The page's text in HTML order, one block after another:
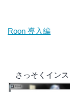
Roon 導入編
さっそくインス